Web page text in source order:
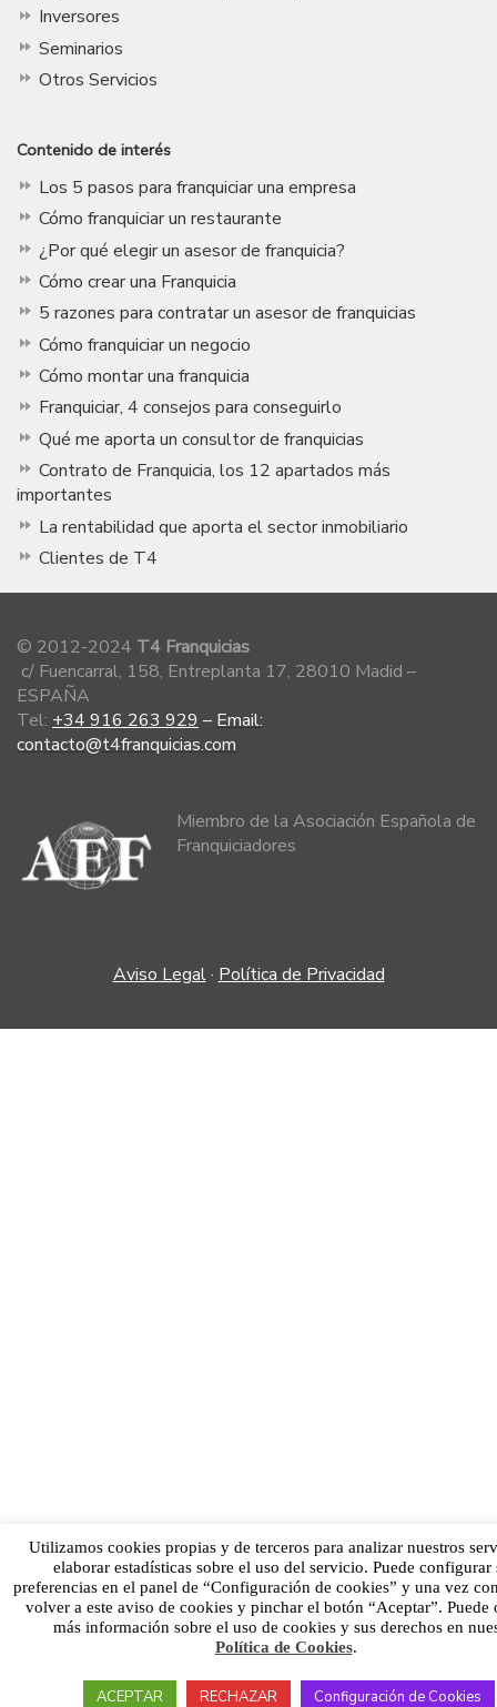
Inversores
Seminarios
Otros Servicios
Contenido de interés
Los 5 pasos para franquiciar una empresa
Cómo franquiciar un restaurante
¿Por qué elegir un asesor de franquicia?
Cómo crear una Franquicia
5 razones para contratar un asesor de franquicias
Cómo franquiciar un negocio
Cómo montar una franquicia
Franquiciar, 4 consejos para conseguirlo
Qué me aporta un consultor de franquicias
Contrato de Franquicia, los 12 apartados más
importantes
La rentabilidad que aporta el sector inmobiliario
Clientes de T4
© 2012-2024 T4 Franquicias
c/ Fuencarral, 158, Entreplanta 17, 28010 Madid –
ESPAÑA
Tel: +34 916 263 929 – Email:
contacto@t4franquicias.com
Miembro de la Asociación Española de
Franquiciadores
Aviso Legal· Política de Privacidad
Utilizamos cookies propias y de terceros para analizar nuestros
elaborar estadísticas sobre el uso del servicio. Puede configurar
preferencias en el panel de “Configuración de cookies” y una vez
volver a este aviso de cookies y pinchar el botón “Aceptar”. Puede
más información sobre el uso de cookies y sus derechos en
Política de Cookies.
ACEPTAR RECHAZAR Configuración de Cookies